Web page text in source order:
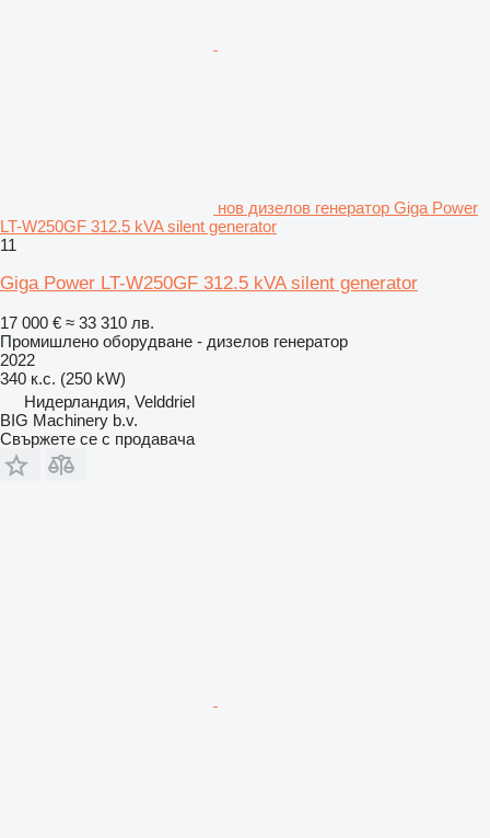
нов дизелов генератор Giga Power
LT-W250GF 312.5 kVA silent generator
11
Giga Power LT-W250GF 312.5 kVA silent generator
17 000 € ≈ 33 310 лв.
Промишлено оборудване - дизелов генератор
2022
340 к.с. (250 kW)
Нидерландия, Velddriel
BIG Machinery b.v.
Свържете се с продавача